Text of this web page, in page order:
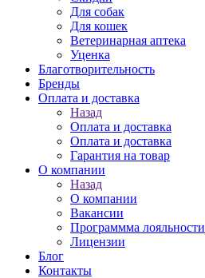
Для собак
Для кошек
Ветеринарная аптека
Уценка
Благотворительность
Бренды
Оплата и доставка
Назад
Оплата и доставка
Оплата и доставка
Гарантия на товар
О компании
Назад
О компании
Вакансии
Программма лояльности
Лицензии
Блог
Контакты